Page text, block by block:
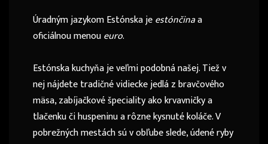
Úradným jazykom Estónska jeestónčinaa
oficiálnou menoueuro.
Estónska kuchyňa je veľmi podobná našej. Tiež v
nej nájdete tradičné vidiecke jedlá z bravčového
mäsa, zabíjačkové špeciality ako krvavničky a
tlačenku či huspeninu a rôzne kysnuté koláče. V
pobrežných mestách sú v obľube slede, údené ryby